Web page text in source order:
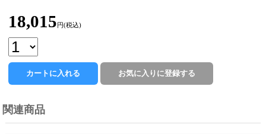
18,015 円(税込)
関連商品